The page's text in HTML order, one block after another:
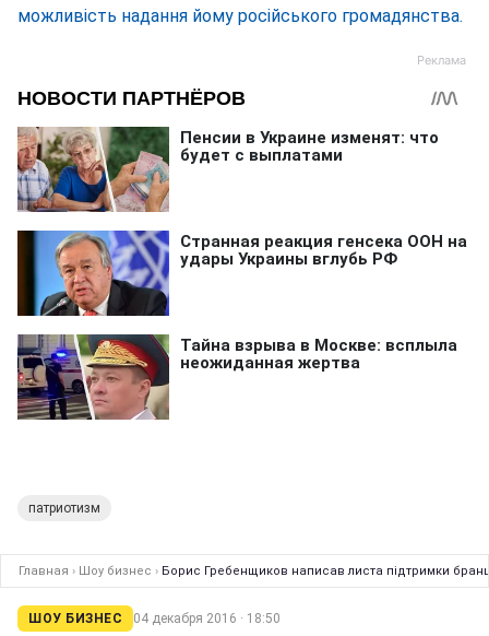
можливість надання йому російського громадянства.
патриотизм
Главная › Шоу бизнес › Борис Гребенщиков написав листа підтримки
ШОУ БИЗНЕС 04 декабря 2016 · 18:50